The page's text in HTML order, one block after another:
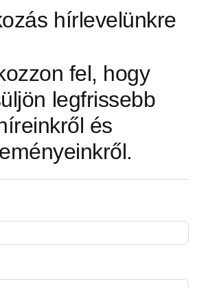
hírlevelünkre
fel, hogy
legfrissebb
és